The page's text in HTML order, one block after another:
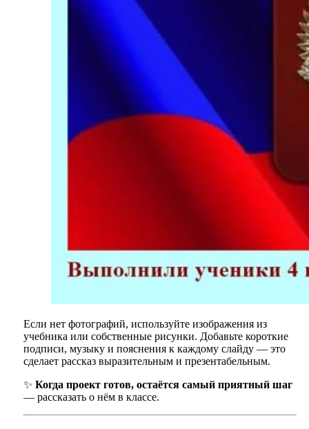
Если нет фотографий, используйте изображения из
учебника или собственные рисунки. Добавьте короткие
подписи, музыку и пояснения к каждому слайду — это
сделает рассказ выразительным и презентабельным.
✨ Когда проект готов, остаётся самый приятный шаг
— рассказать о нём в классе.